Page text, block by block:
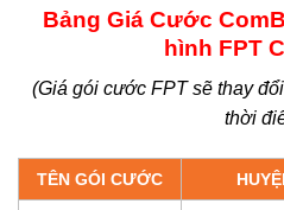
Bảng Giá Cước
hình FPT
(Giá gói cước FPT sẽ thay
thời
TÊN GÓI CƯỚC